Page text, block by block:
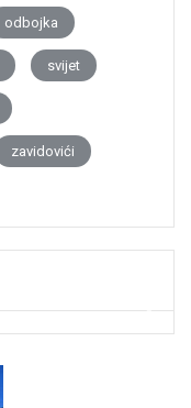
odbojka
svijet
zavidovići